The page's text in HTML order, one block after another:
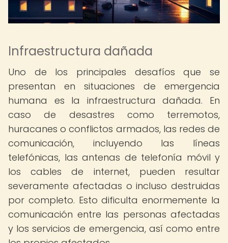
Infraestructura dañada
Uno de los principales desafíos que se
presentan en situaciones de emergencia
humana es la infraestructura dañada. En
caso de desastres como terremotos,
huracanes o conflictos armados, las redes de
comunicación, incluyendo las líneas
telefónicas, las antenas de telefonía móvil y
los cables de internet, pueden resultar
severamente afectadas o incluso destruidas
por completo. Esto dificulta enormemente la
comunicación entre las personas afectadas
y los servicios de emergencia, así como entre